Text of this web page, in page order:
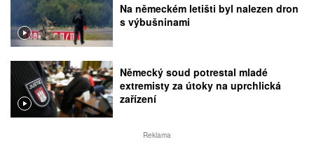
Na německém letišti byl nalezen dron
s výbušninami
Německý soud potrestal mladé
extremisty za útoky na uprchlická
zařízení
Reklama